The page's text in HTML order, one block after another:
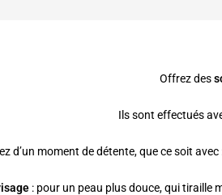
Offrez des
Ils sont effectués
d’un moment de détente, que ce soit avec
: pour un peau plus douce, qui tiraille